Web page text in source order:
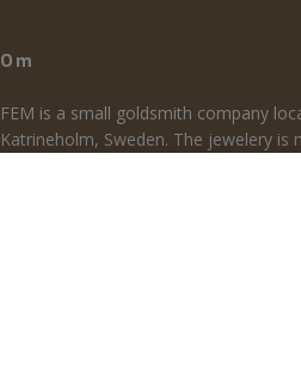
Om
FEM is a small goldsmith company
Katrineholm, Sweden. The jewelery is
and quality. Follow me on Instagram
the making process -